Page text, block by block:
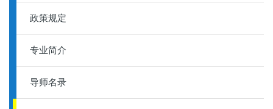
政策规定
专业简介
导师名录